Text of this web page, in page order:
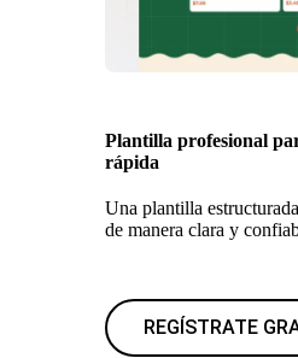
Plantilla profesional
rápida
Una plantilla
de manera clara y
REGÍSTRATE